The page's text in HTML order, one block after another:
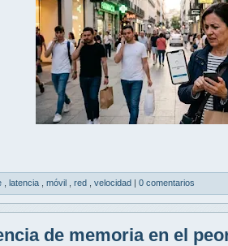
latencia móvil red velocidad | 0 comentarios
de memoria en el